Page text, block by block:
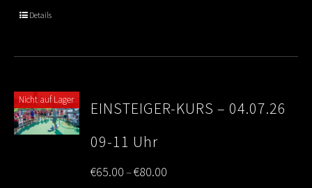
Details
Nicht auf Lager
EINSTEIGER-KURS – 04.07.26
09-11 Uhr
€65.00–€80.00